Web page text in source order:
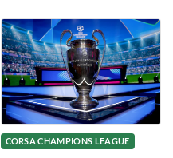
CORSA CHAMPIONS LEAGUE